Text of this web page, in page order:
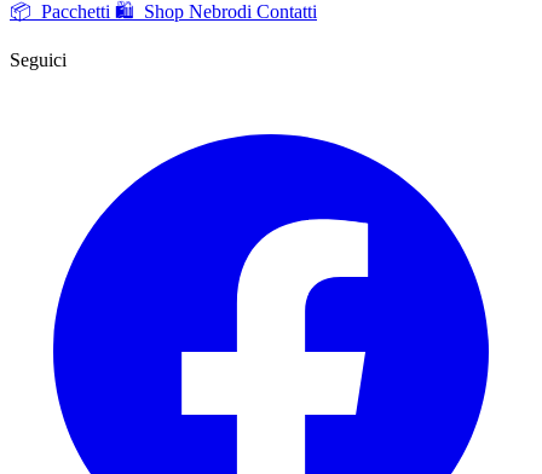
📦 Pacchetti 🛍️ Shop Nebrodi Contatti
Seguici